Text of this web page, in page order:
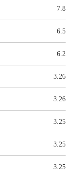
7.8
6.5
6.2
3.26
3.26
3.25
3.25
3.25